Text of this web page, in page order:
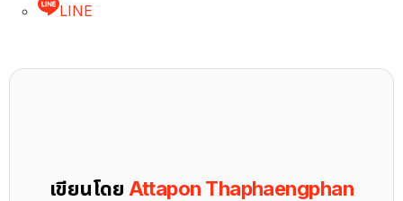
LINE
เขียนโดย Attapon Thaphaengphan